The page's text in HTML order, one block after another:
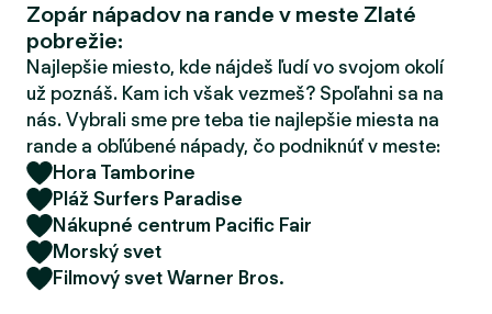
d
r
Zopár nápadov na rande v meste Zlaté
pobrežie:
Najlepšie miesto, kde nájdeš ľudí vo svojom okolí
už poznáš. Kam ich však vezmeš? Spoľahni sa na
nás. Vybrali sme pre teba tie najlepšie miesta na
rande a obľúbené nápady, čo podniknúť v meste:
Hora Tamborine
Pláž Surfers Paradise
Nákupné centrum Pacific Fair
Morský svet
Filmový svet Warner Bros.